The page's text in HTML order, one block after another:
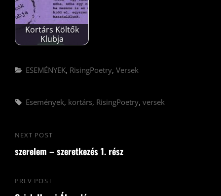
Kortárs Költők
Klubja
Categories
ESEMÉNYEK, RisingPoetry, Versek
Tags,
Események, kortárs, RisingPoetry, versek
Bejegyzés
navigáció
Previous
PREV POST
Next
Post
NEXT POST
szerelem – szeretkezés 1. rész